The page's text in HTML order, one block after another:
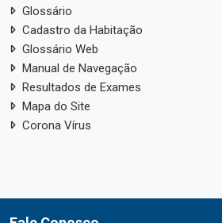
Glossário
Cadastro da Habitação
Glossário Web
Manual de Navegação
Resultados de Exames
Mapa do Site
Corona Vírus